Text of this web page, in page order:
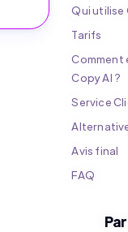
Qui utilise
Tarifs
Comment
Copy AI ?
Service
Avis final
FAQ